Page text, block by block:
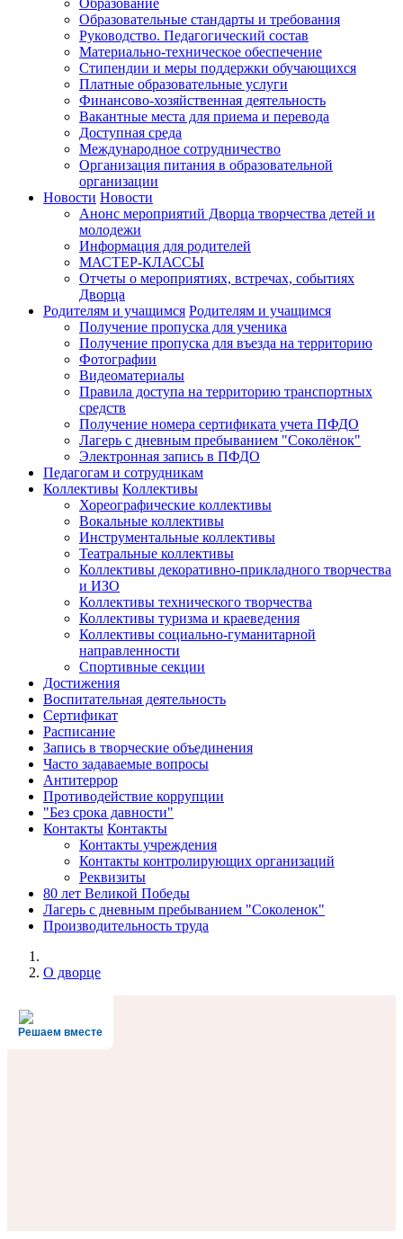
Образование
Образовательные стандарты и требования
Руководство. Педагогический состав
Материально-техническое обеспечение
Стипендии и меры поддержки обучающихся
Платные образовательные услуги
Финансово-хозяйственная деятельность
Вакантные места для приема и перевода
Доступная среда
Международное сотрудничество
Организация питания в образовательной
организации
Новости Новости
Анонс мероприятий Дворца творчества детей и
молодежи
Информация для родителей
МАСТЕР-КЛАССЫ
Отчеты о мероприятиях, встречах, событиях
Дворца
Родителям и учащимся Родителям и учащимся
Получение пропуска для ученика
Получение пропуска для въезда на территорию
Фотографии
Видеоматериалы
Правила доступа на территорию транспортных
средств
Получение номера сертификата учета ПФДО
Лагерь с дневным пребыванием "Соколёнок"
Электронная запись в ПФДО
Педагогам и сотрудникам
Коллективы Коллективы
Хореографические коллективы
Вокальные коллективы
Инструментальные коллективы
Театральные коллективы
Коллективы декоративно-прикладного творчества
и ИЗО
Коллективы технического творчества
Коллективы туризма и краеведения
Коллективы социально-гуманитарной
направленности
Спортивные секции
Достижения
Воспитательная деятельность
Cертификат
Расписание
Запись в творческие объединения
Часто задаваемые вопросы
Антитеррор
Противодействие коррупции
"Без срока давности"
Контакты Контакты
Контакты учреждения
Контакты контролирующих организаций
Реквизиты
80 лет Великой Победы
Лагерь с дневным пребыванием "Соколенок"
Производительность труда
О дворце
Решаем вместе